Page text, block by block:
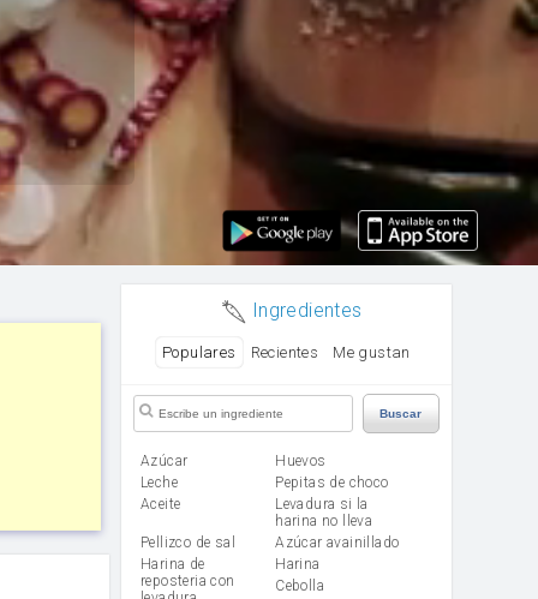
Ingredientes
Populares Recientes Me gustan
Buscar
Azúcar
huevos
leche
Pepitas de choco
aceite
Levadura si la
harina no lleva
Pellizco de sal
Azúcar avainillado
Harina de
reposteria con
harina
cebolla